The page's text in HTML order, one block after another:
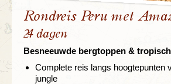
Rondreis Peru met
24 dagen
Besneeuwde bergtoppen &
Complete reis langs hoogtepunten
jungle